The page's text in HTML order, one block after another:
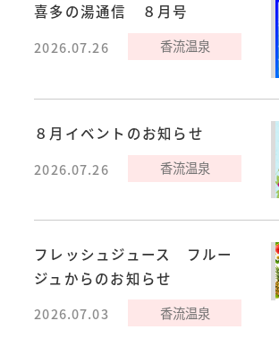
喜多の湯通信 ８月号
2026.07.26 香流温泉
８月イベントのお知らせ
2026.07.26 香流温泉
フレッシュジュース フルー
ジュからのお知らせ
2026.07.03 香流温泉